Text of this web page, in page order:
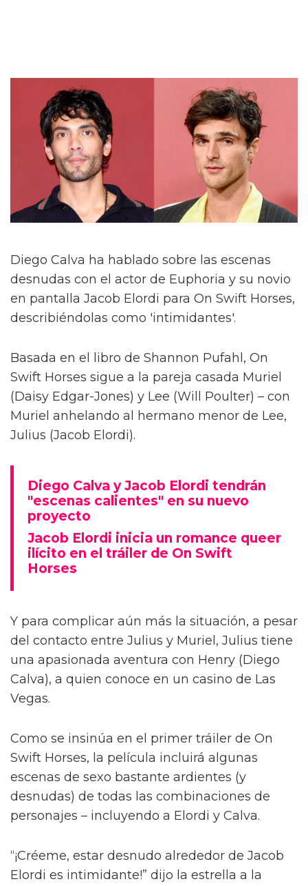
Diego Calva ha hablado sobre las escenas
desnudas con el actor de Euphoria y su novio
en pantalla Jacob Elordi para On Swift Horses,
describiéndolas como 'intimidantes'.
Basada en el libro de Shannon Pufahl, On
Swift Horses sigue a la pareja casada Muriel
(Daisy Edgar-Jones) y Lee (Will Poulter) – con
Muriel anhelando al hermano menor de Lee,
Julius (Jacob Elordi).
Diego Calva y Jacob Elordi tendrán
"escenas calientes" en su nuevo
proyecto
Jacob Elordi inicia un romance queer
ilícito en el tráiler de On Swift
Horses
Y para complicar aún más la situación, a pesar
del contacto entre Julius y Muriel, Julius tiene
una apasionada aventura con Henry (Diego
Calva), a quien conoce en un casino de Las
Vegas.
Como se insinúa en el primer tráiler de On
Swift Horses, la película incluirá algunas
escenas de sexo bastante ardientes (y
desnudas) de todas las combinaciones de
personajes – incluyendo a Elordi y Calva.
“¡Créeme, estar desnudo alrededor de Jacob
Elordi es intimidante!” dijo la estrella a la